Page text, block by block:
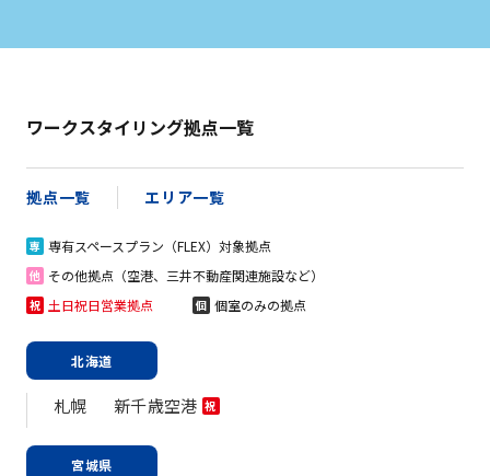
ワークスタイリング拠点一覧
拠点一覧 エリア一覧
専 専有スペースプラン（FLEX）対象拠点
他 その他拠点（空港、三井不動産関連施設など）
祝 土日祝日営業拠点 個 個室のみの拠点
北海道
札幌 新千歳空港 祝
宮城県